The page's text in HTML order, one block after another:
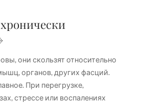
они скользят относительно
органов, других фасций.
При перегрузке,
стрессе или воспалениях